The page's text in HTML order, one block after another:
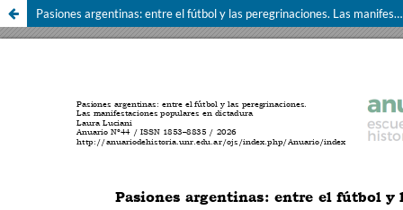
Pasiones argentinas: entre el fútbol y las peregrinaciones. Las manifestaciones populares en dictadura